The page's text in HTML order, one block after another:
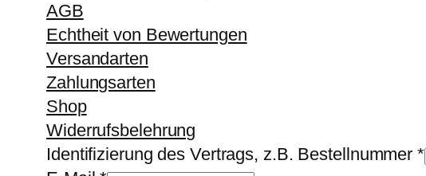
AGB
Echtheit von Bewertungen
Versandarten
Zahlungsarten
Shop
Widerrufsbelehrung
Identifizierung des Vertrags, z.B. Bestellnummer*